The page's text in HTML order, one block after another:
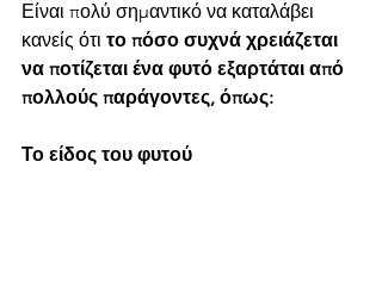
Είναι πολύ σημαντικό να καταλάβει
κανείς ότι το πόσο συχνά χρειάζεται
να ποτίζεται ένα φυτό εξαρτάται από
πολλούς παράγοντες, όπως:
Το είδος του φυτού